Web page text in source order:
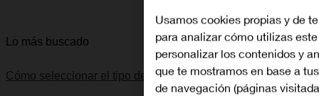
Lo más buscado
Cómo seleccionar el tipo de red
Usamos cookies propias y de
para analizar cómo utilizas
personalizar los contenidos y
que te mostramos en base a
de navegación (páginas